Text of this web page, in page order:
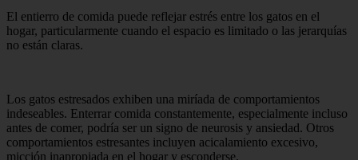
El entierro de comida puede reflejar estrés entre los gatos en el
hogar, particularmente cuando el espacio es limitado o las jerarquías
no están claras.
Los gatos estresados ​​exhiben una miríada de comportamientos
indeseables. Enterrar comida constantemente, especialmente incluso
antes de comer, podría ser un signo de neurosis y ansiedad. Otros
comportamientos estresantes incluyen acicalamiento excesivo,
micción inapropiada en el hogar y esconderse.